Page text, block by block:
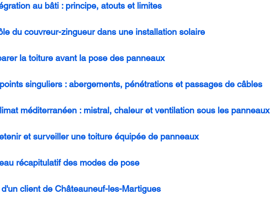
au bâti : principe, atouts et limites
du couvreur-zingueur dans une installation solaire
la toiture avant la pose des panneaux
singuliers : abergements, pénétrations et passages de câbles
méditerranéen : mistral, chaleur et ventilation sous les panneaux
et surveiller une toiture équipée de panneaux
récapitulatif des modes de pose
client de Châteauneuf-les-Martigues